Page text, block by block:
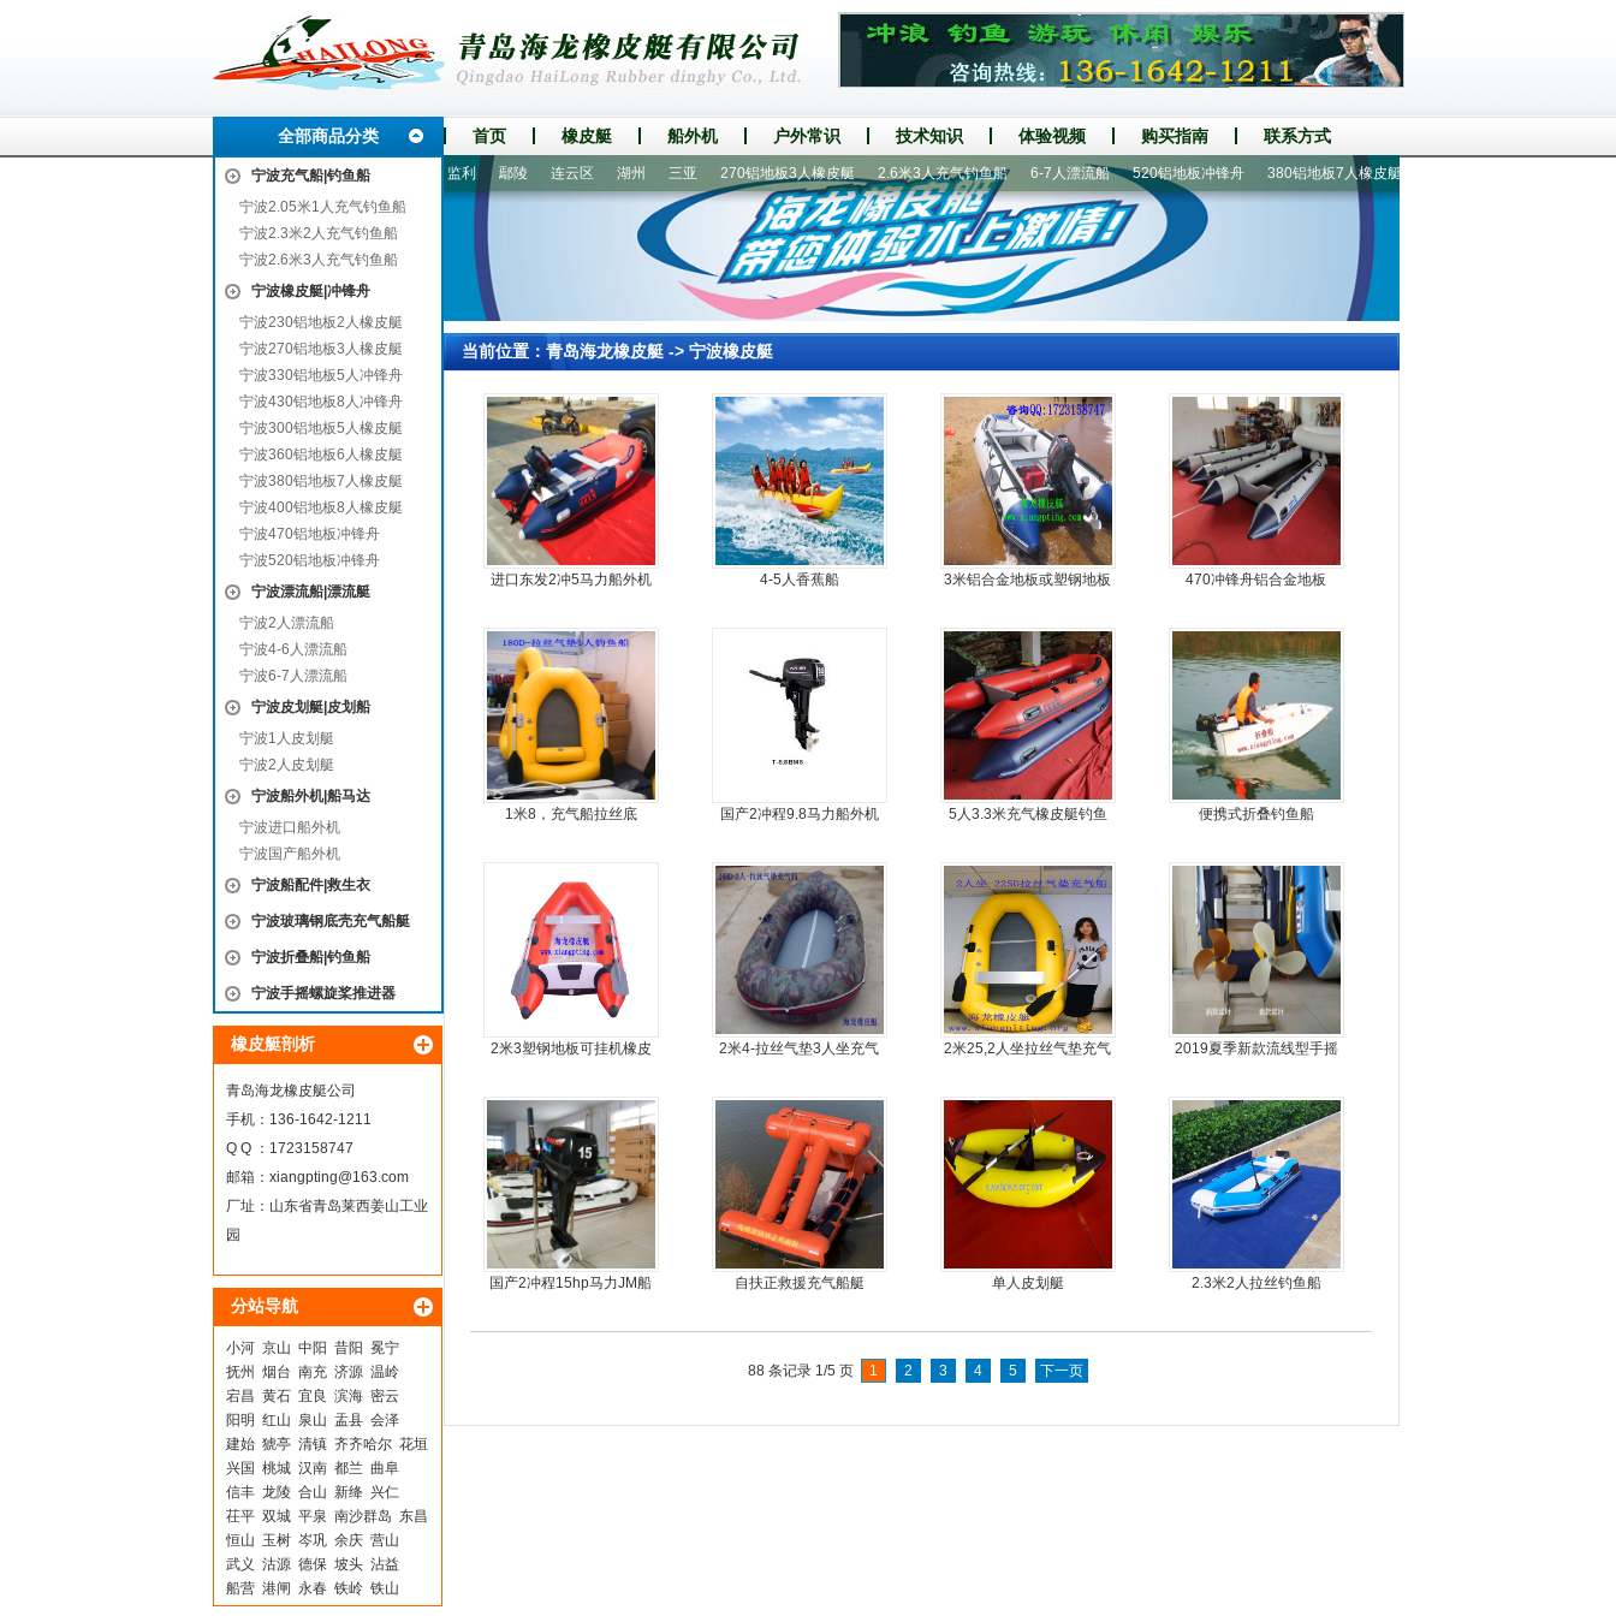
全部商品分类 首页 橡皮艇 船外机 户外常识 技术知识 体验视频 购买指南 联系方式
宁波充气船|钓鱼船
宁波2.05米1人充气钓鱼船
宁波2.3米2人充气钓鱼船
宁波2.6米3人充气钓鱼船
宁波橡皮艇|冲锋舟
宁波230铝地板2人橡皮艇
宁波270铝地板3人橡皮艇
宁波330铝地板5人冲锋舟
宁波430铝地板8人冲锋舟
宁波300铝地板5人橡皮艇
宁波360铝地板6人橡皮艇
宁波380铝地板7人橡皮艇
宁波400铝地板8人橡皮艇
宁波470铝地板冲锋舟
宁波520铝地板冲锋舟
宁波漂流船|漂流艇
宁波2人漂流船
宁波4-6人漂流船
宁波6-7人漂流船
宁波皮划艇|皮划船
宁波1人皮划艇
宁波2人皮划艇
宁波船外机|船马达
宁波进口船外机
宁波国产船外机
宁波船配件|救生衣
宁波玻璃钢底壳充气船艇
宁波折叠船|钓鱼船
宁波手摇螺旋桨推进器
橡皮艇剖析
青岛海龙橡皮艇公司
手机：136-1642-1211
Q Q ：1723158747
邮箱： xiangpting@163.com
厂址：山东省青岛莱西姜山工业
园
分站导航
小河 京山 中阳 昔阳 冕宁
抚州 烟台 南充 济源 温岭
宕昌 黄石 宜良 滨海 密云
阳明 红山 泉山 盂县 会泽
建始 猇亭 清镇 齐齐哈尔 花垣
兴国 桃城 汉南 都兰 曲阜
信丰 龙陵 合山 新绛 兴仁
茌平 双城 平泉 南沙群岛 东昌
恒山 玉树 岑巩 余庆 营山
武义 沽源 德保 坡头 沾益
船营 港闸 永春 铁岭 铁山
呼伦贝尔 辰溪 徽县 宣城 鄢陵 连云区 湖州 三亚 270铝地板3人橡皮艇 2.6米3人充气钓鱼船 6-7人漂流船 520铝地板冲锋舟 380铝地板7人橡皮艇 手摇螺旋桨推进器
当前位置： 青岛海龙橡皮艇-> 宁波橡皮艇
进口东发2冲5马力船外机
4-5人香蕉船
3米铝合金地板或塑钢地板
舟，动力艇
470冲锋舟铝合金地板
1米8，充气船拉丝底 国产2冲程9.8马力船外机
5人3.3米充气橡皮艇钓鱼
便携式折叠钓鱼船
2米3塑钢地板可挂机橡皮
2米4-拉丝气垫3人坐充气
2米25,2人坐拉丝气垫充气
2019夏季新款流线型手摇
专用
国产2冲程15hp马力JM船
自扶正救援充气船艇 单人皮划艇 2.3米2人拉丝钓鱼船
88 条记录 1/5 页 1 2 3 4 5 下一页